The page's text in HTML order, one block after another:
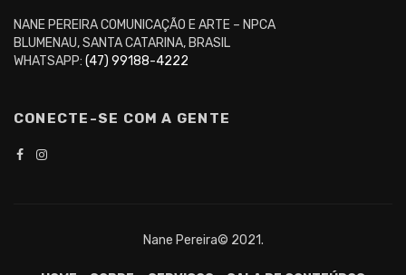
NANE PEREIRA COMUNICAÇÃO E ARTE – NPCA
BLUMENAU, SANTA CATARINA, BRASIL
WHATSAPP: (47) 99188-4222
CONECTE-SE COM A GENTE
Nane Pereira© 2021.